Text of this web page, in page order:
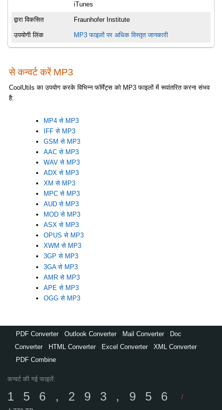
iTunes
द्वारा विकसित Fraunhofer Institute
उपयोगी लिंक MP3 फाइलों पर अधिक विस्तृत जानकारी
से कन्वर्ट करें MP3
CoolUtils का उपयोग करके विभिन्न फॉर्मेट्स को MP3 फाइलों में रूपांतरित करना संभव
है:
MP4 से MP3
IFF से MP3
GSM से MP3
AAC से MP3
WAV से MP3
ADX से MP3
XM से MP3
MPC से MP3
AUD से MP3
MOD से MP3
ASX से MP3
OPUS से MP3
XWM से MP3
3GP से MP3
3GA से MP3
AMR से MP3
APE से MP3
OGG से MP3
PDF Converter , Outlook Converter , Mail Converter ,
Doc
Converter , HTML Converter , Excel Converter , XML Converter ,
PDF Combine
कन्वर्ट की गई फाइलें:
156,293,956
/